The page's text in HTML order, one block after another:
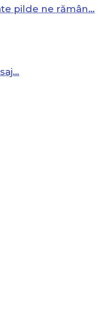
pilde ne rămân…